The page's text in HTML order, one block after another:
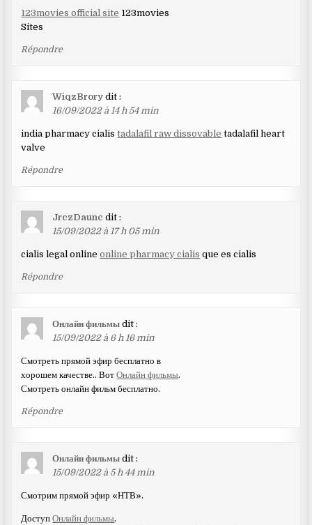
123movies official site 123movies
Sites
Répondre
WiqzBrory dit :
16/09/2022 à 14 h 54 min
india pharmacy cialistadalafil raw dissovable tadalafil heart
valve
Répondre
JrczDaunc dit :
15/09/2022 à 17 h 05 min
cialis legal onlineonline pharmacy cialis que es cialis
Répondre
Онлайн фильмы dit :
15/09/2022 à 6 h 16 min
Смотреть прямой эфир бесплатно в
хорошем качестве.. ВотОнлайн фильмы.
Смотреть онлайн фильм бесплатно.
Répondre
Онлайн фильмы dit :
15/09/2022 à 5 h 44 min
Смотрим прямой эфир «НТВ».
ДоступОнлайн фильмы.